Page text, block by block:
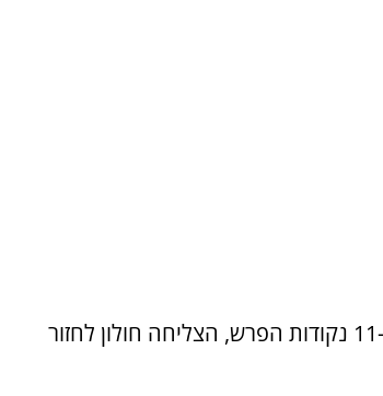
7 שלשות מ-27 ניסיונות מול ברינדיזי האיטלקית ופיגרו כבר ב-11 נקודות הפרש, הצליחה חולון לחזור